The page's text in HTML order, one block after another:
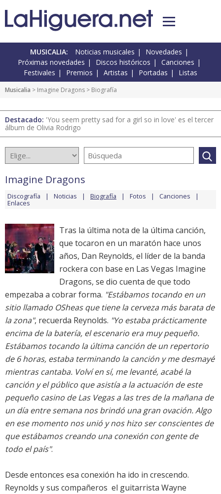
MUSICALIA: Noticias musicales
Novedades
Próximas novedades
Discos históricos
Canciones
Festivales
Premios Artistas Portadas Listas
Musicalia > Imagine Dragons > Biografía
Destacado: 'You seem pretty sad for a girl so in love' es el tercer
álbum de Olivia Rodrigo
Imagine Dragons
Discografía Noticias Biografía Fotos Canciones
Enlaces
Tras la última nota de la última canción,
que tocaron en un maratón hace unos
años, Dan Reynolds, el líder de la banda
rockera con base en Las Vegas Imagine
Dragons, se dio cuenta de que todo
empezaba a cobrar forma. "Estábamos tocando en un
sitio llamado OSheas que tiene la cerveza más barata de
la zona", recuerda Reynolds. "Yo estaba prácticamente
encima de la batería, el escenario era muy pequeño.
Estábamos tocando la última canción de un repertorio
de 6 horas, estaba terminando la canción y me desmayé
mientras cantaba. Volví en sí, me levanté, acabé la
canción y el público que asistía a la actuación de este
pequeño casino de Las Vegas a las tres de la mañana de
un día entre semana nos brindó una gran ovación. Algo
en ese momento nos unió y nos hizo ser conscientes de
que estábamos creando una conexión con gente de
todo el país".
Desde entonces esa conexión ha ido in crescendo.
Reynolds y sus compañeros  el guitarrista Wayne